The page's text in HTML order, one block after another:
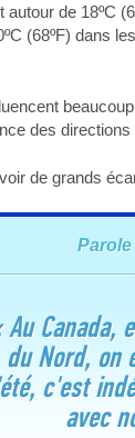
autour de 18ºC
(68ºF) dans
des
de grands
Au Canada,
du Nord, on
c'est
avec